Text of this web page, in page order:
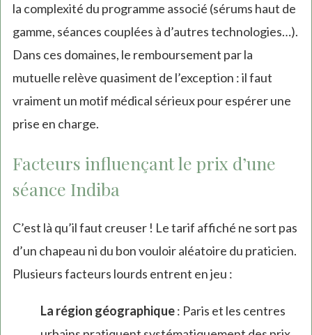
la complexité du programme associé (sérums haut de
gamme, séances couplées à d’autres technologies…).
Dans ces domaines, le remboursement par la
mutuelle relève quasiment de l’exception : il faut
vraiment un motif médical sérieux pour espérer une
prise en charge.
Facteurs influençant le prix d’une
séance Indiba
C’est là qu’il faut creuser ! Le tarif affiché ne sort pas
d’un chapeau ni du bon vouloir aléatoire du praticien.
Plusieurs facteurs lourds entrent en jeu :
La région géographique: Paris et les centres